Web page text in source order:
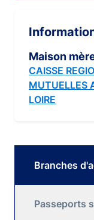
Maison
CAISSE
MUTUELLES
LOIRE
Branches
Passeports